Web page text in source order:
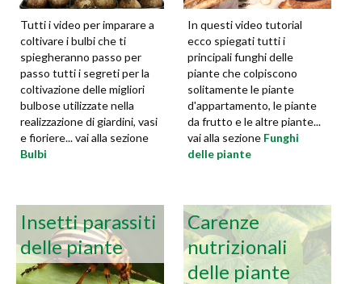
Tutti i video per imparare a
coltivare i bulbi che ti
spiegheranno passo per
passo tutti i segreti per la
coltivazione delle migliori
bulbose utilizzate nella
realizzazione di giardini, vasi
e fioriere... vai alla sezione
Bulbi
In questi video tutorial
ecco spiegati tutti i
principali funghi delle
piante che colpiscono
solitamente le piante
d'appartamento, le piante
da frutto e le altre piante...
vai alla sezione Funghi
delle piante
Insetti parassiti
delle piante
Carenze
nutrizionali
delle piante